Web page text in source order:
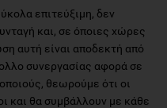
επιτεύξιμη, δεν
και, σε όποιες χώρες
αυτή είναι αποδεκτή από
συνεργασίας αφορά σε
θεωρούμε ότι οι
και θα συμβάλλουν με κάθε